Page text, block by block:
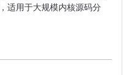
适用于大规模内核源码分